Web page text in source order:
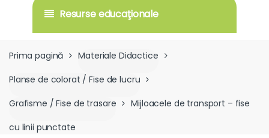
Resurse educaţionale
Prima pagină
Materiale Didactice
Planse de colorat / Fise de lucru
Grafisme / Fise de trasare
Mijloacele de transport – fise
cu linii punctate